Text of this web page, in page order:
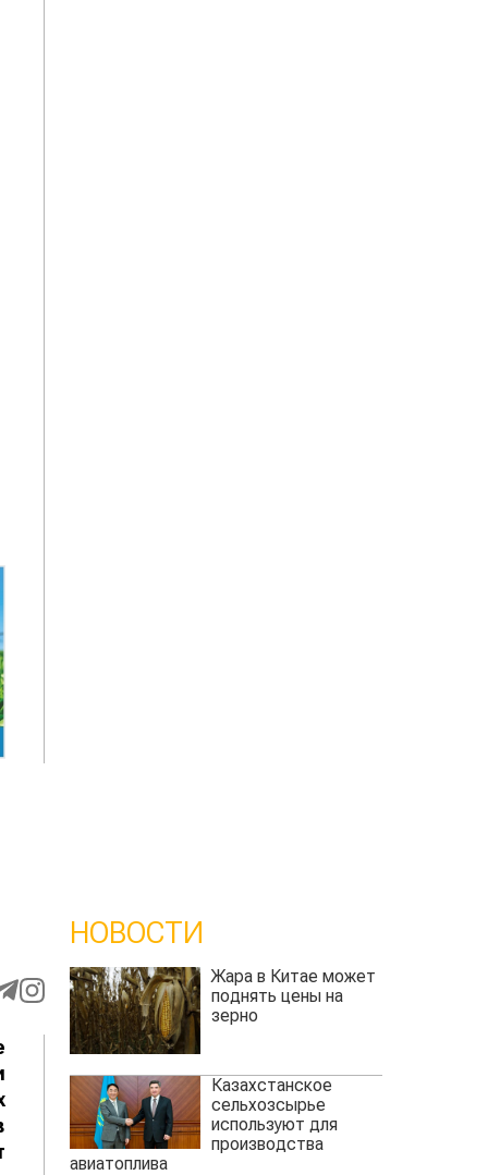
НОВОСТИ
Жара в Китае может
поднять цены на
зерно
Казахстанское
сельхозсырье
используют для
производства
авиатоплива